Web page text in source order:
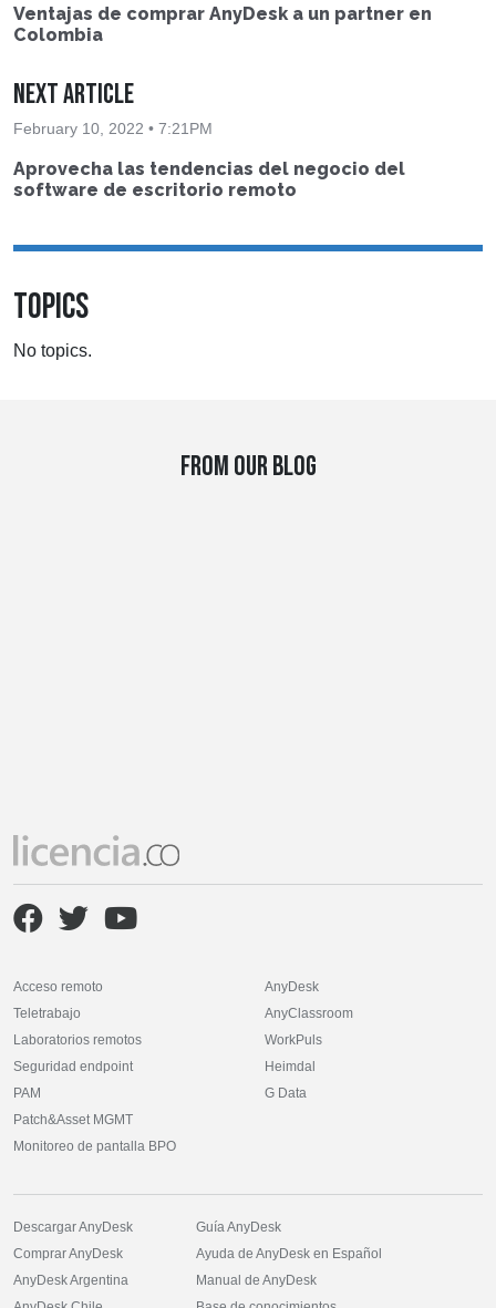
Ventajas de comprar AnyDesk a un partner en
Colombia
Next Article
February 10, 2022 • 7:21PM
Aprovecha las tendencias del negocio del
software de escritorio remoto
TOPICS
No topics.
FROM OUR BLOG
Acceso remoto
Teletrabajo
Laboratorios remotos
Seguridad endpoint
PAM
Patch&Asset MGMT
Monitoreo de pantalla BPO
AnyDesk
AnyClassroom
WorkPuls
Heimdal
G Data
Descargar AnyDesk
Comprar AnyDesk
AnyDesk Argentina
Guía AnyDesk
Ayuda de AnyDesk en Español
Manual de AnyDesk